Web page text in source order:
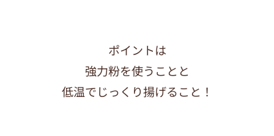
ポイントは
強力粉を使うことと
低温でじっくり揚げること！